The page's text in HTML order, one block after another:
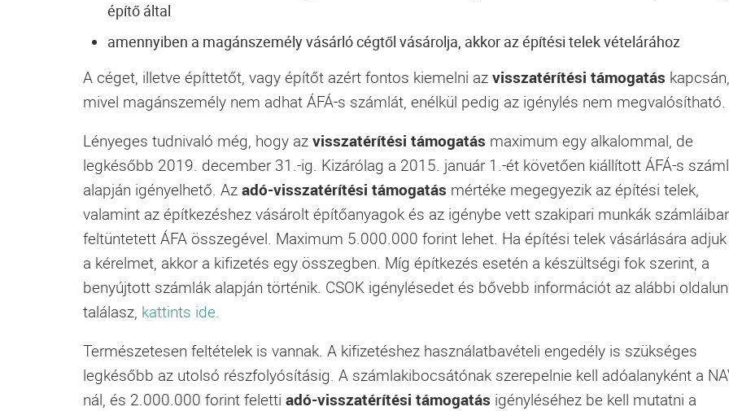
építő által
amennyiben a magánszemély vásárló cégtől vásárolja, akkor az építési telek vételárához
A céget, illetve építtetőt, vagy építőt azért fontos kiemelni azvisszatérítési támogatás kapcsán,
mivel magánszemély nem adhat ÁFÁ-s számlát, enélkül pedig az igénylés nem megvalósítható.
Lényeges tudnivaló még, hogy azvisszatérítési támogatás maximum egy alkalommal, de
legkésőbb 2019. december 31.-ig. Kizárólag a 2015. január 1.-ét követően kiállított ÁFÁ-s
alapján igényelhető. Azadó-visszatérítési támogatás mértéke megegyezik az építési telek,
valamint az építkezéshez vásárolt építőanyagok és az igénybe vett szakipari munkák
feltüntetett ÁFA összegével. Maximum 5.000.000 forint lehet. Ha építési telek vásárlására
a kérelmet, akkor a kifizetés egy összegben. Míg építkezés esetén a készültségi fok szerint, a
benyújtott számlák alapján történik. CSOK igénylésedet és bővebb információt az alábbi
találasz, kattints ide.
Természetesen feltételek is vannak. A kifizetéshez használatbavételi engedély is szükséges
legkésőbb az utolsó részfolyósításig. A számlakibocsátónak szerepelnie kell adóalanyként a
nál, és 2.000.000 forint feletti adó-visszatérítési támogatás igényléséhez be kell mutatni a